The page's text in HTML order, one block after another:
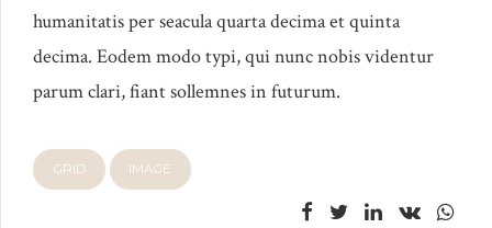
humanitatis per seacula quarta decima et quinta
decima. Eodem modo typi, qui nunc nobis videntur
parum clari, fiant sollemnes in futurum.
GRID IMAGE